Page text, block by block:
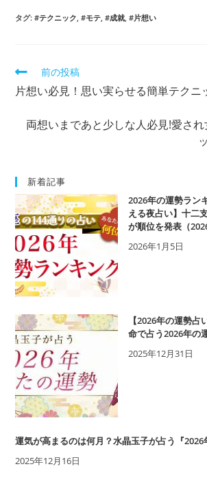
タグ:#テクニック, #モテ, #成就, #片想い
そ
他
前の投稿
片想い必見！思い実らせる簡単テクニ
両想いまであと少しな人必見!愛さ
新着記事
2026年の運勢ラン
える夜占い】十二
が順位を発表（
2026年1月5日
【2026年の運勢
命で占う2026年の
2025年12月31日
運気が高まるのは何月？水晶玉子が占う『2026
2025年12月16日